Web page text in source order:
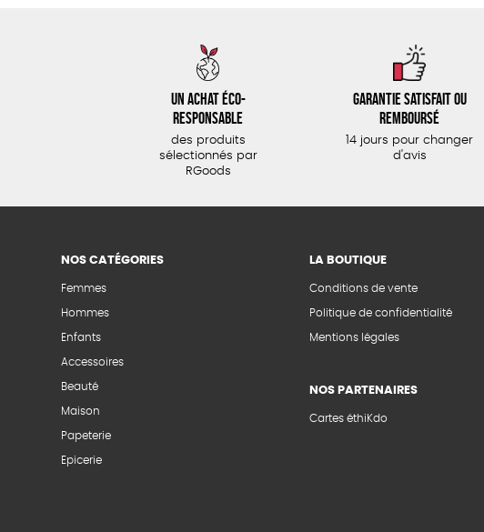
Un achat éco-
responsable
des produits
sélectionnés par
RGoods
Garantie satisfait ou
remboursé
14 jours pour changer
d'avis
NOS CATÉGORIES
Femmes
Hommes
Enfants
Accessoires
Beauté
Maison
Papeterie
Epicerie
LA BOUTIQUE
Conditions de vente
Politique de confidentialité
Mentions légales
NOS PARTENAIRES
Cartes éthiKdo